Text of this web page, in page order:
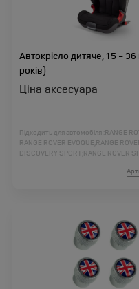
Автокрісло дитяче, 15 - 36
років)
Ціна аксесуара
Підходить для автомобіля : RANGE
RANGE ROVER EVOQUE; RANGE
DISCOVERY SPORT; RANGE ROVER
RANGE ROVER